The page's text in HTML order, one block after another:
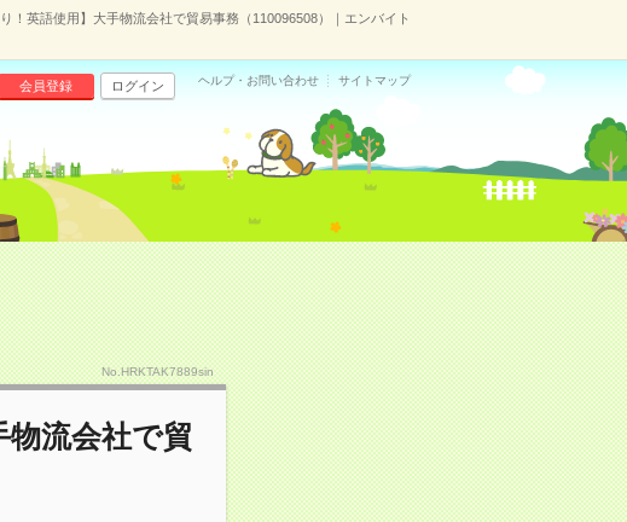
！英語使用】大手物流会社で貿易事務（110096508）｜エンバイト
会員登録 ログイン ヘルプ・お問い合わせ サイトマップ
No.HRKTAK7889sin
物流会社で貿